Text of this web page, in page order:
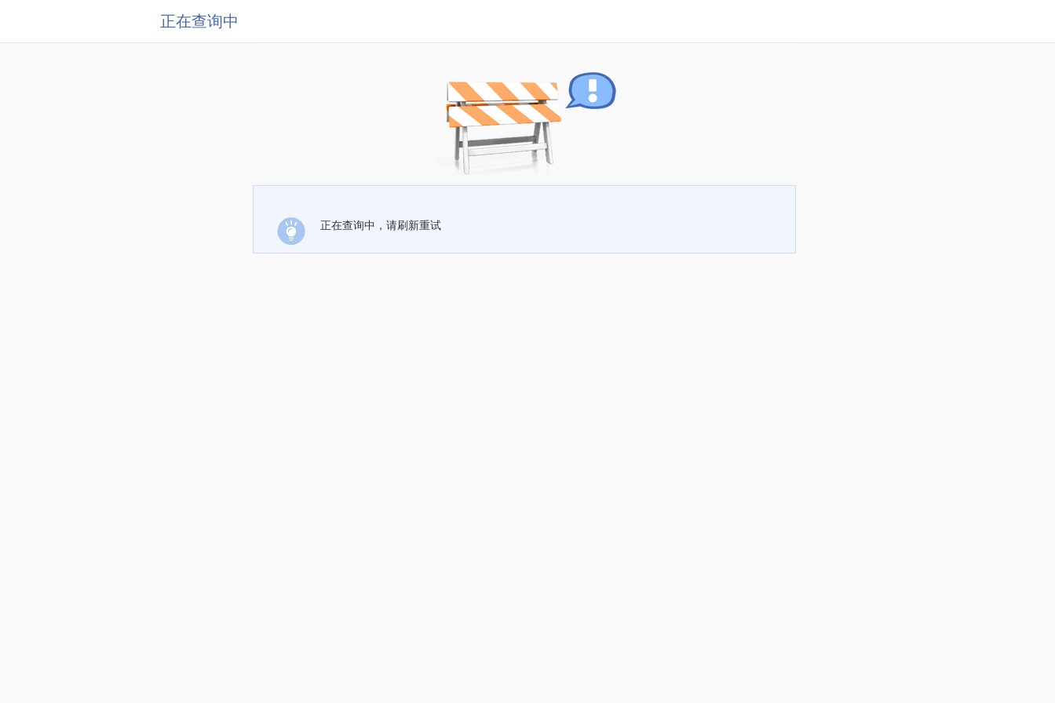
正在查询中
正在查询中，请刷新重试